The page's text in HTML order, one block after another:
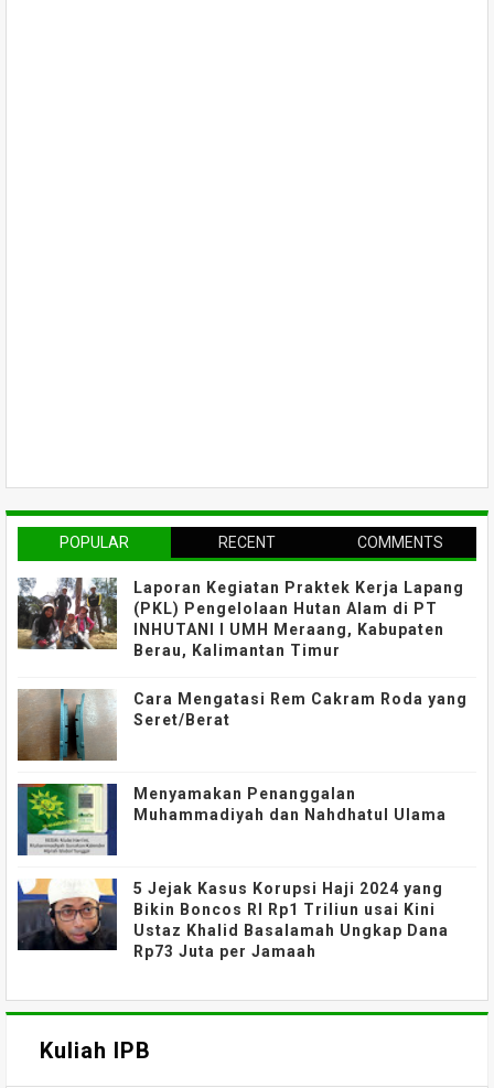
POPULAR RECENT COMMENTS
Laporan Kegiatan Praktek Kerja Lapang
(PKL) Pengelolaan Hutan Alam di PT
INHUTANI I UMH Meraang, Kabupaten
Berau, Kalimantan Timur
Cara Mengatasi Rem Cakram Roda yang
Seret/Berat
Menyamakan Penanggalan
Muhammadiyah dan Nahdhatul Ulama
5 Jejak Kasus Korupsi Haji 2024 yang
Bikin Boncos RI Rp1 Triliun usai Kini
Ustaz Khalid Basalamah Ungkap Dana
Rp73 Juta per Jamaah
Kuliah IPB